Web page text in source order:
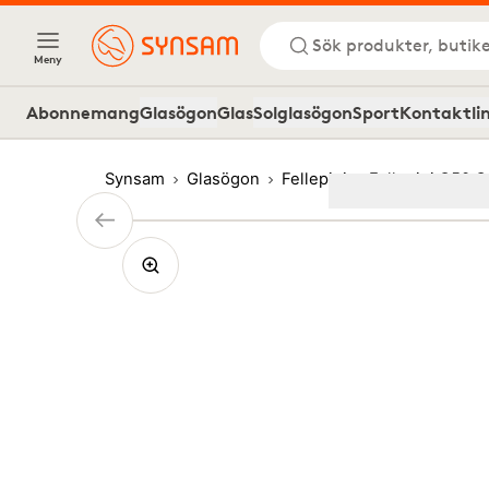
Meny
Sök produkter,
AbonnemangGlasögonGlasSolglasögonSport
Synsam Glasögon Fellepini Fellepini O50